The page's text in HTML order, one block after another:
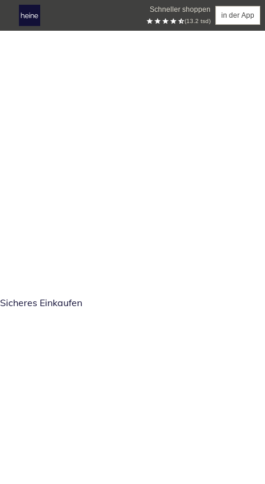
Schneller shoppen
(13.2 tsd)
in der App
Sicheres Einkaufen